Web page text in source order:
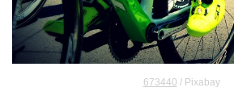
673440 / Pixabay